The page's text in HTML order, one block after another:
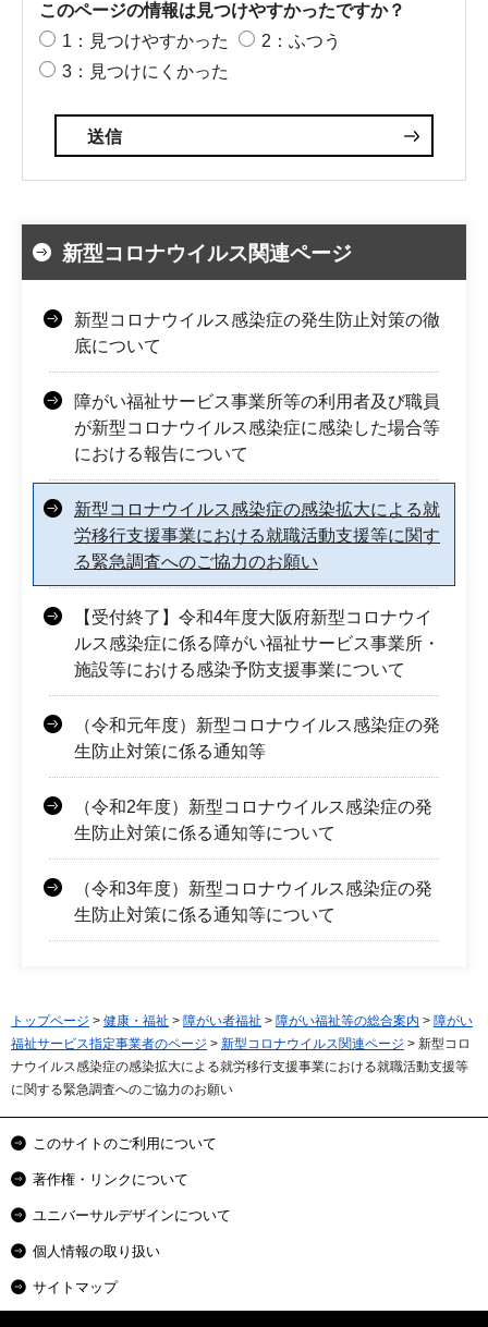
このページの情報は見つけやすかったですか？
1：見つけやすかった
2：ふつう
3：見つけにくかった
新型コロナウイルス関連ページ
新型コロナウイルス感染症の発生防止対策の徹
底について
障がい福祉サービス事業所等の利用者及び職員
が新型コロナウイルス感染症に感染した場合等
における報告について
新型コロナウイルス感染症の感染拡大による就
労移行支援事業における就職活動支援等に関す
る緊急調査へのご協力のお願い
【受付終了】令和4年度大阪府新型コロナウイ
ルス感染症に係る障がい福祉サービス事業所・
施設等における感染予防支援事業について
（令和元年度）新型コロナウイルス感染症の発
生防止対策に係る通知等
（令和2年度）新型コロナウイルス感染症の発
生防止対策に係る通知等について
（令和3年度）新型コロナウイルス感染症の発
生防止対策に係る通知等について
トップページ > 健康・福祉 > 障がい者福祉 > 障がい福祉等の総合案内 > 障がい
福祉サービス指定事業者のページ > 新型コロナウイルス関連ページ > 新型コロ
ナウイルス感染症の感染拡大による就労移行支援事業における就職活動支援等
に関する緊急調査へのご協力のお願い
このサイトのご利用について
著作権・リンクについて
ユニバーサルデザインについて
個人情報の取り扱い
サイトマップ